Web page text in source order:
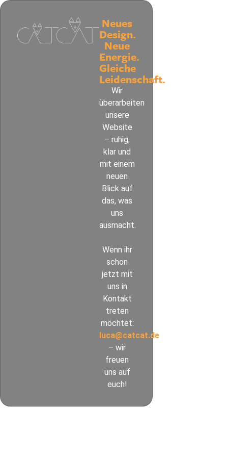
Neues
Design.
Neue
Energie.
Gleiche
Leidenschaft.
Wir
überarbeiten
unsere
Website
– ruhig,
klar und
mit einem
neuen
Blick auf
das, was
uns
ausmacht.
Wenn ihr
schon
jetzt mit
uns in
Kontakt
treten
möchtet:
luca@catcat.de
– wir
freuen
uns auf
euch!